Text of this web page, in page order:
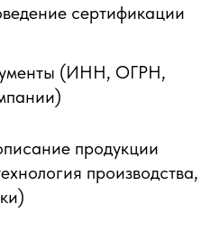
сертификации
(ИНН, ОГРН,
продукции
производства,